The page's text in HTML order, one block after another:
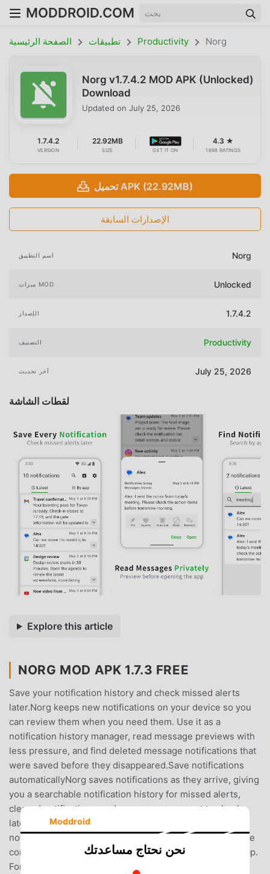
MODDROID.COM
الصفحة الرئيسية تطبيقات Productivity Norg
Norg v1.7.4.2 MOD APK (Unlocked)
Download
Updated on July 25, 2026
1.7.4.2
VERSION
22.92MB
SIZE GET IT ON
4.3 ★
1698 RATINGS
تحميل APK (22.92MB)
الإصدارات السابقة
اسم التطبيق Norg
ميزات MOD Unlocked
الإصدار 1.7.4.2
التصنيف Productivity
آخر تحديث July 25, 2026
لقطات الشاشة
Explore this article
NORG MOD APK 1.7.3 FREE
Save your notification history and check missed alerts
later.Norg keeps new notifications on your device so you
can review them when you need them. Use it as a
notification history manager, read message previews with
less pressure, and find deleted message notifications that
were saved before they disappeared.Save notifications
automaticallyNorg saves notifications as they arrive, giving
you a searchable notification history for missed alerts,
cleared notifications, and messages you want to check
later. Search and app filters help you find the right
notification faster.Read without receiptsPreview message
content from notifications before opening the original app.
For supported apps, this helps you read on your own
Moddroid
نحن نحتاج مساعدتك